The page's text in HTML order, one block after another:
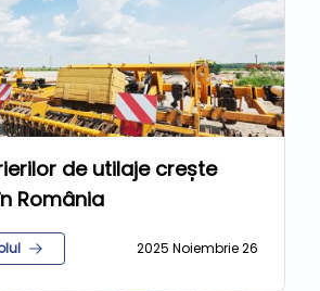
de utilaje crește
România
2025 Noiembrie 26